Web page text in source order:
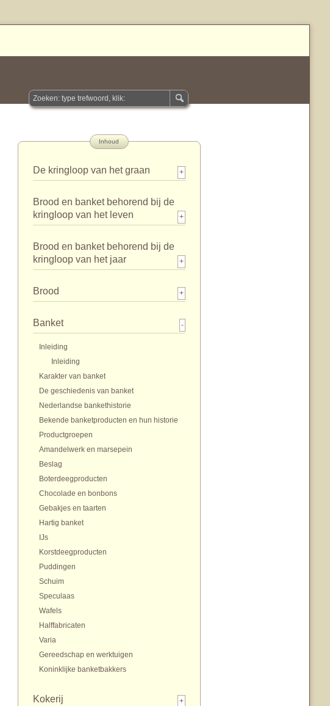
Inhoud
De kringloop van het graan +
Brood en banket behorend bij de
kringloop van het leven
+
Brood en banket behorend bij de
kringloop van het jaar
+
Brood +
Banket -
Inleiding
Inleiding
Karakter van banket
De geschiedenis van banket
Nederlandse bankethistorie
Bekende banketproducten en hun historie
Productgroepen
Amandelwerk en marsepein
Beslag
Boterdeegproducten
Chocolade en bonbons
Gebakjes en taarten
Hartig banket
IJs
Korstdeegproducten
Puddingen
Schuim
Speculaas
Wafels
Halffabricaten
Varia
Gereedschap en werktuigen
Koninklijke banketbakkers
Kokerij +